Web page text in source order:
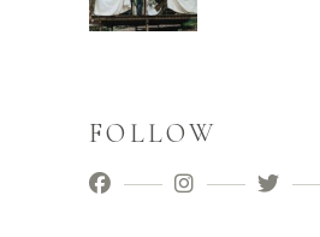
FOLLOW